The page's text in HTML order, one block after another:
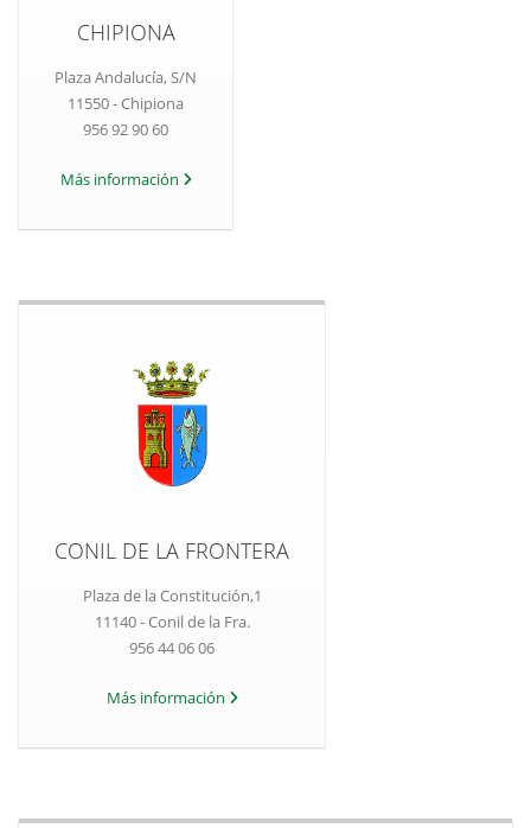
CHIPIONA
Plaza Andalucía, S/N
11550 - Chipiona
956 92 90 60
Más información
CONIL DE LA FRONTERA
Plaza de la Constitución,1
11140 - Conil de la Fra.
956 44 06 06
Más información